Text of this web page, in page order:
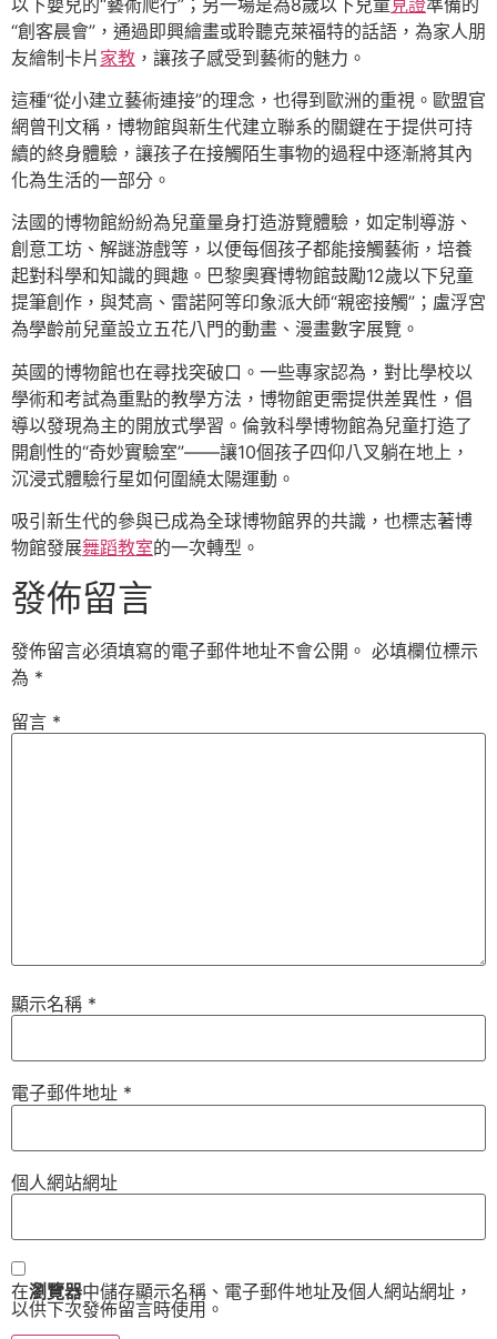
“創客晨會”，通過即興繪畫或聆聽克萊福特的話語，為家人朋
友繪制卡片 家教 ，讓孩子感受到藝術的魅力。
這種“從小建立藝術連接”的理念，也得到歐洲的重視。歐盟官
網曾刊文稱，博物館與新生代建立聯系的關鍵在于提供可持
續的終身體驗，讓孩子在接觸陌生事物的過程中逐漸將其內
化為生活的一部分。
法國的博物館紛紛為兒童量身打造游覽體驗，如定制導游、
創意工坊、解謎游戲等，以便每個孩子都能接觸藝術，培養
起對科學和知識的興趣。巴黎奧賽博物館鼓勵12歲以下兒童
提筆創作，與梵高、雷諾阿等印象派大師“親密接觸”；盧浮宮
為學齡前兒童設立五花八門的動畫、漫畫數字展覽。
英國的博物館也在尋找突破口。一些專家認為，對比學校以
學術和考試為重點的教學方法，博物館更需提供差異性，倡
導以發現為主的開放式學習。倫敦科學博物館為兒童打造了
開創性的“奇妙實驗室”——讓10個孩子四仰八叉躺在地上，
沉浸式體驗行星如何圍繞太陽運動。
吸引新生代的參與已成為全球博物館界的共識，也標志著博
物館發展舞蹈教室的一次轉型。
發佈留言
發佈留言必須填寫的電子郵件地址不會公開。 必填欄位標示
為 *
留言 *
顯示名稱 *
電子郵件地址 *
個人網站網址
在瀏覽器中儲存顯示名稱、電子郵件地址及個人網站網址，
以供下次發佈留言時使用。